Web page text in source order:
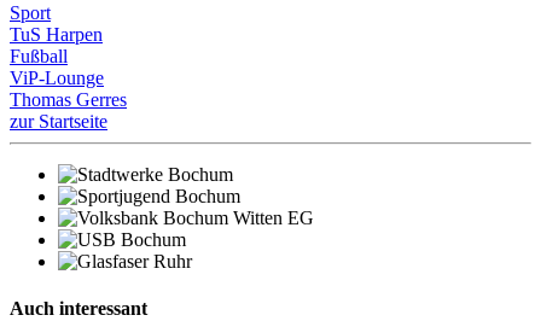
Sport
TuS Harpen
Fußball
ViP-Lounge
Thomas Gerres
zur Startseite
Auch interessant